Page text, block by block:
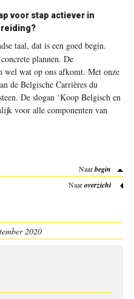
voor stap actiever in
taal, dat is een goed begin.
plannen. De
wel wat op ons afkomt. Met onze
de Belgische Carrières du
De slogan ‘Koop Belgisch en
voor alle componenten van
Naarbegin
Naaroverzicht
2020